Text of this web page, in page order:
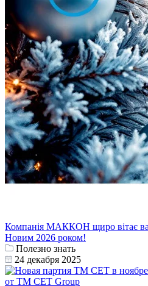
Компанія МАККОН щиро вітає
Новим 2026 роком!
Полезно знать
24 декабря 2025